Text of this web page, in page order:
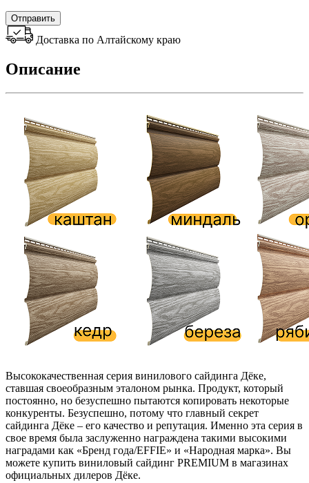
Отправить
Доставка по Алтайскому краю
Описание
Высококачественная серия винилового сайдинга Дёке,
ставшая своеобразным эталоном рынка. Продукт, который
постоянно, но безуспешно пытаются копировать некоторые
конкуренты. Безуспешно, потому что главный секрет
сайдинга Дёке – его качество и репутация. Именно эта серия в
свое время была заслуженно награждена такими высокими
наградами как «Бренд года/EFFIE» и «Народная марка». Вы
можете купить виниловый сайдинг PREMIUM в магазинах
официальных дилеров Дёке.